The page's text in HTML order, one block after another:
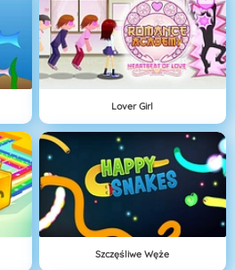
Lover Girl
Szczęśliwe Węże